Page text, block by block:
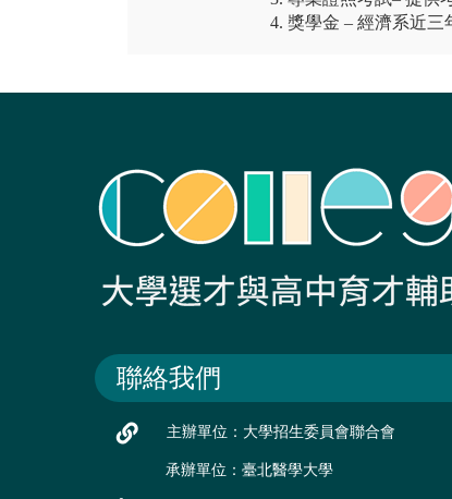
4. 獎學金 – 經濟系近三
聯絡我們
主辦單位：大學招生委員會聯合會
承辦單位：臺北醫學大學